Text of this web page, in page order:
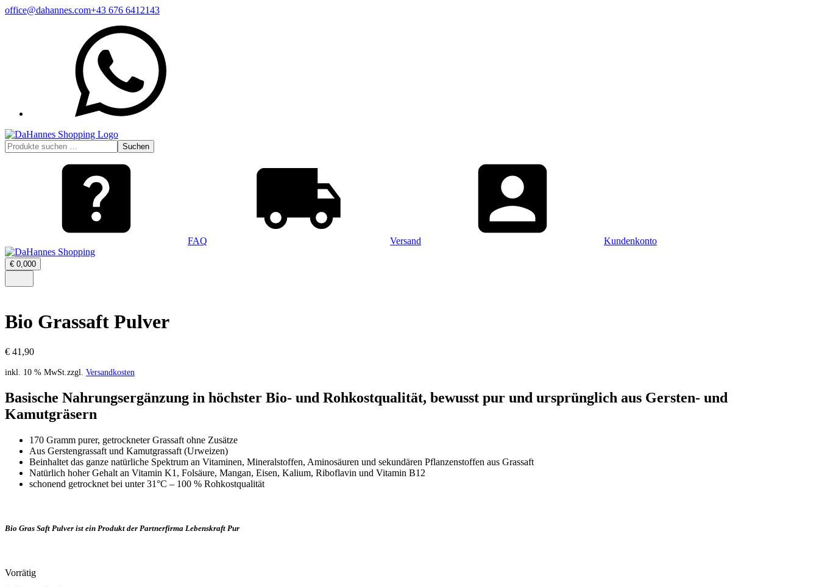
Zum
office@dahannes.com+43 676 6412143
Suchen
nach:
Suchen
FAQ Versand Kundenkonto
€ 0,000Warenkorb
öffnen
€0,00
Menü
Bio Grassaft Pulver
€ 41,90
inkl. 10 % MwSt. zzgl. Versandkosten
Basische Nahrungsergänzung in höchster Bio- und Rohkostqualität, bewusst pur und ursprünglich aus Gersten- und
Kamutgräsern
170 Gramm purer, getrockneter Grassaft ohne Zusätze
Aus Gerstengrassaft und Kamutgrassaft (Urweizen)
Beinhaltet das ganze natürliche Spektrum an Vitaminen, Mineralstoffen, Aminosäuren und sekundären Pflanzenstoffen aus Grassaft
Natürlich hoher Gehalt an Vitamin K1, Folsäure, Mangan, Eisen, Kalium, Riboflavin und Vitamin B12
schonend getrocknet bei unter 31°C – 100 % Rohkostqualität
Bio Gras Saft Pulver ist ein Produkt der Partnerfirma Lebenskraft Pur
Vorrätig